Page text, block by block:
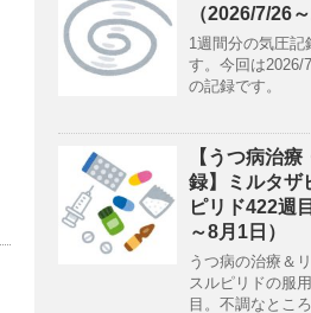
（2026/7/26
1週間分の気圧記
す。今回は2026/
の記録です。
【うつ病治
録】ミルタザ
ピリド422週
～8月1日）
うつ病の治療＆
スルピリドの服
目。不調なとこ